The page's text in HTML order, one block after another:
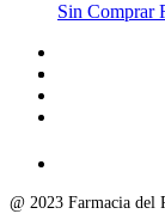
Sin Comprar
@ 2023 Farmacia del